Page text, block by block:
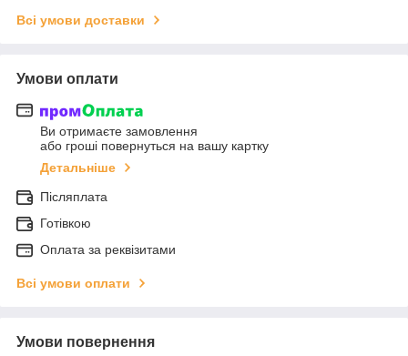
Всі умови доставки
Умови оплати
Ви отримаєте замовлення
або гроші повернуться на вашу картку
Детальніше
Післяплата
Готівкою
Оплата за реквізитами
Всі умови оплати
Умови повернення